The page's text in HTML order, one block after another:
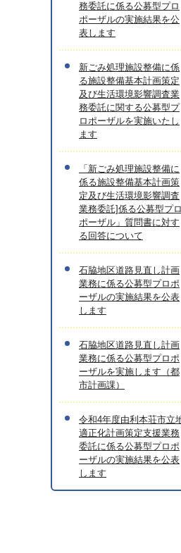
務委託に係る公募型プロ
ポーザルの実施結果を公
表します
新ごみ処理施設整備に係
る施設整備基本計画策定
及び生活環境影響調査業
務委託に関する公募型プ
ロポーザルを実施いたし
ます
「新ごみ処理施設整備に
係る施設整備基本計画策
定及び生活環境影響調査
業務委託]係る公募型プロ
ポーザル」質問書に対す
る回答について
石脇地区道路見直し計画
業務に係る公募型プロポ
ーザルの実施結果を公表
します
石脇地区道路見直し計画
業務に係る公募型プロポ
ーザルを実施します（都
市計画課）
令和4年度由利本荘市立
適正化計画策定支援業務
委託に係る公募型プロポ
ーザルの実施結果を公表
します